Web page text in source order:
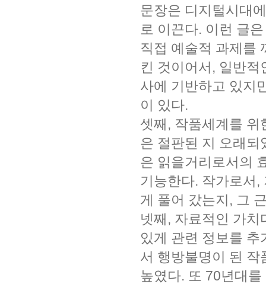
문장은 디지털시대
로 이끈다. 이런 글
직접 예술적 과제를
킨 것이어서, 일반
사에 기반하고 있지
이 있다.
셋째, 작품세계를 위
은 절판된 지 오래되
은 읽을거리로서의
기능한다. 작가로서,
게 풀어 갔는지, 그
넷째, 자료적인 가
있게 관련 정보를
서 행방불명이 된 작
높였다. 또 70년대